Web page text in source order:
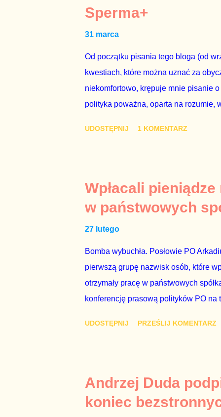
tego referendum nie chce – ani partia
zapadnie decyzja, aby głosować
człowieka i szanującego podstawowe
procedurze zmiany Konstytu...
Sperma+
31 marca
Od początku pisania tego bloga (od
kwestiach, które można uznać za
niekomfortowo, krępuje mnie pisanie
polityka poważna, oparta na rozumie,
prawdziwe – zagrażają interesowi
prawdziwe” jest konieczne,
reputacji, ale mimo upływu czasu,
oskarżany polityk milczy. Tygod...
UDOSTĘPNIJ 1 KOMENTARZ
Wpłacali
w państwowych
27 lutego
Bomba wybuchła. Posłowie PO
pierwszą grupę nazwisk osób, które
otrzymały pracę w państwowych
konferencję prasową polityków PO
czynienia nie ze zjawiskiem
na tym, że osoba z kwalifikacjami
spółce, która jest zarządzana
UDOSTĘPNIJ PRZEŚLIJ KOMENTARZ
Andrzej Duda
koniec